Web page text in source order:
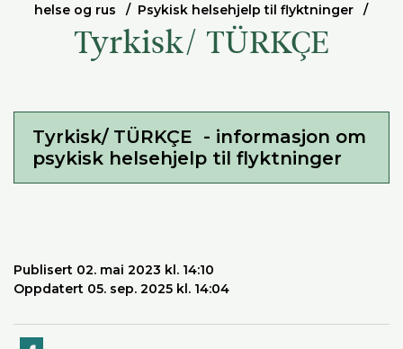
helse og rus
Psykisk helsehjelp til flyktninger
Tyrkisk/ TÜRKÇE
Tyrkisk/ TÜRKÇE - informasjon om
psykisk helsehjelp til flyktninger
Publisert 02. mai 2023 kl. 14:10
Oppdatert 05. sep. 2025 kl. 14:04